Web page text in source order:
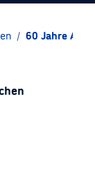
/ 60 Jahre